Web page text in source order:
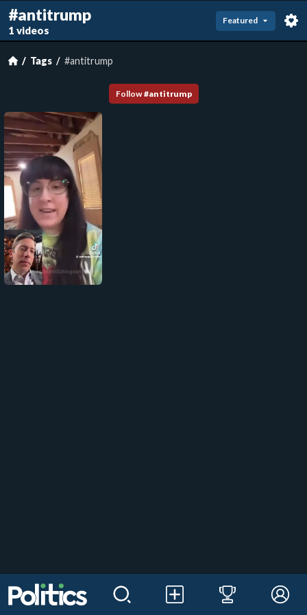
#antitrump
1 videos
Featured
Tags #antitrump
Follow #antitrump